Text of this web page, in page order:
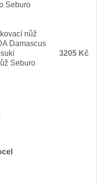
Seburo
nůž
Damascus
Seburo
3205 Kč